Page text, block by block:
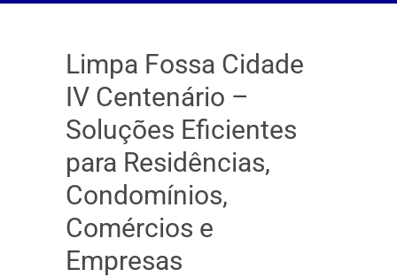
Limpa Fossa Cidade
IV Centenário –
Soluções Eficientes
para Residências,
Condomínios,
Comércios e
Empresas